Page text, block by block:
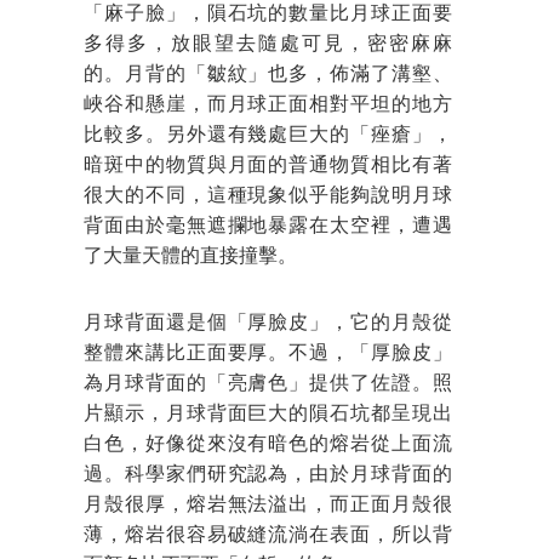
「麻子臉」，隕石坑的數量比月球正面要
多得多，放眼望去隨處可見，密密麻麻
的。月背的「皺紋」也多，佈滿了溝壑、
峽谷和懸崖，而月球正面相對平坦的地方
比較多。另外還有幾處巨大的「痤瘡」，
暗斑中的物質與月面的普通物質相比有著
很大的不同，這種現象似乎能夠說明月球
背面由於毫無遮攔地暴露在太空裡，遭遇
了大量天體的直接撞擊。
月球背面還是個「厚臉皮」，它的月殼從
整體來講比正面要厚。不過，「厚臉皮」
為月球背面的「亮膚色」提供了佐證。照
片顯示，月球背面巨大的隕石坑都呈現出
白色，好像從來沒有暗色的熔岩從上面流
過。科學家們研究認為，由於月球背面的
月殼很厚，熔岩無法溢出，而正面月殼很
薄，熔岩很容易破縫流淌在表面，所以背